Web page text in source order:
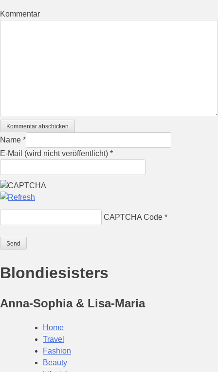
Kommentar
Kommentar abschicken
Name *
E-Mail (wird nicht veröffentlicht) *
CAPTCHA Code *
Blondiesisters
Anna-Sophia & Lisa-Maria
Home
Travel
Fashion
Beauty